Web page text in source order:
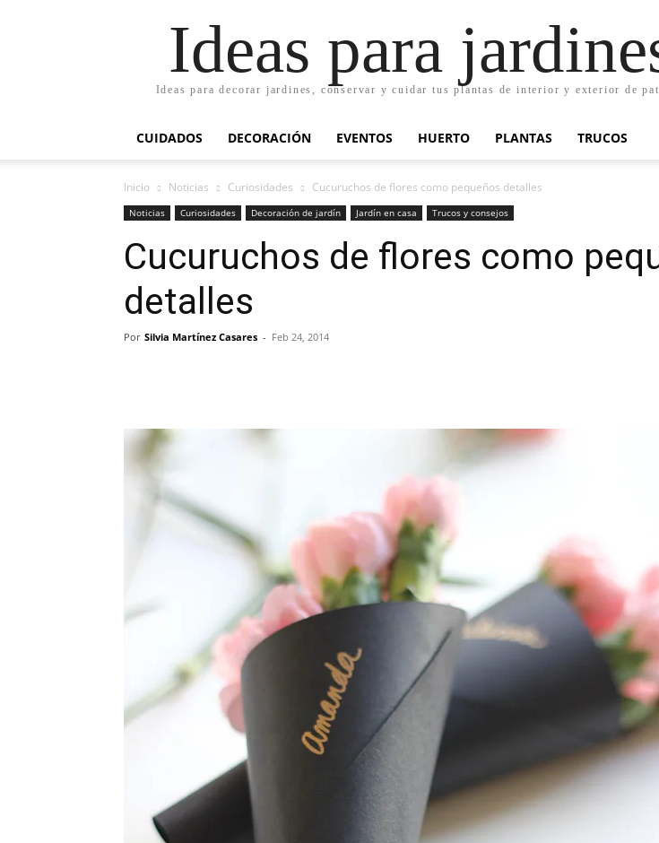
Ideas para
Ideas para decorar jardines, conservar y cuidar tus plantas de interior y exterior de
CUIDADOS DECORACIÓN EVENTOS HUERTO PLANTAS TRUCOS
Inicio Noticias Curiosidades Cucuruchos de flores como pequeños detalles
Noticias Curiosidades Decoración de jardín Jardín en casa Trucos y consejos
Cucuruchos de flores como
detalles
Por Silvia Martínez Casares - Feb 24, 2014